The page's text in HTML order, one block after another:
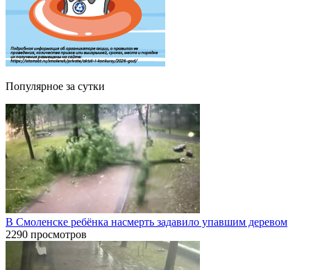
Популярное за сутки
В Смоленске ребёнка насмерть задавило упавшим деревом
2290 просмотров